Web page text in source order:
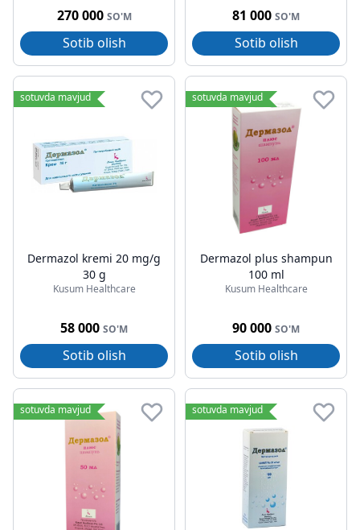
270 000 SO'M
Sotib olish
81 000 SO'M
Sotib olish
sotuvda mavjud
Dermazol kremi 20 mg/g
30 g
Kusum Healthcare
58 000 SO'M
Sotib olish
sotuvda mavjud
Dermazol plus shampun
100 ml
Kusum Healthcare
90 000 SO'M
Sotib olish
sotuvda mavjud sotuvda mavjud